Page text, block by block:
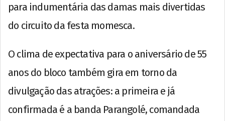
para indumentária das damas mais divertidas
do circuito da festa momesca.
O clima de expectativa para o aniversário de 55
anos do bloco também gira em torno da
divulgação das atrações: a primeira e já
confirmada é a banda Parangolé, comandada